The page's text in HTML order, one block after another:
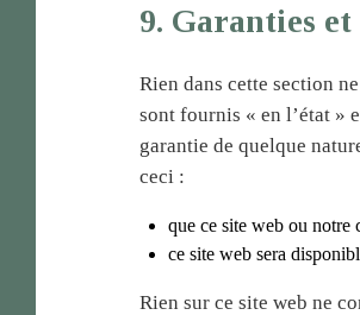
9. Garanties
Rien dans cette section
sont fournis « en l’état »
garantie de quelque
ceci :
que ce site web ou notre
ce site web sera
Rien sur ce site web ne